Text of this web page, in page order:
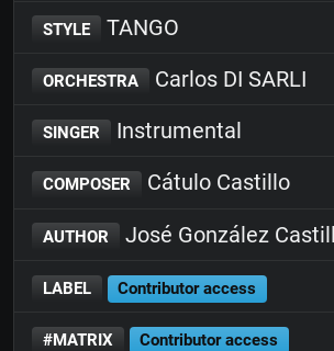
STYLE TANGO
ORCHESTRA Carlos DI SARLI
SINGER Instrumental
COMPOSER Cátulo Castillo
AUTHOR José González
LABEL Contributor access
#MATRIX Contributor access